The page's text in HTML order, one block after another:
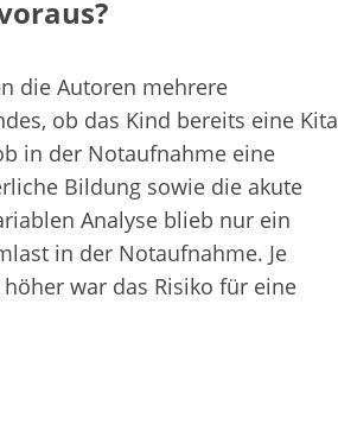
die Autoren mehrere
ob das Kind bereits eine Kita
in der Notaufnahme eine
Bildung sowie die akute
Analyse blieb nur ein
in der Notaufnahme. Je
war das Risiko für eine